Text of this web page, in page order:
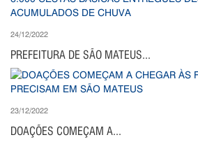
24/12/2022
PREFEITURA DE SÃO MATEUS...
23/12/2022
DOAÇÕES COMEÇAM A...